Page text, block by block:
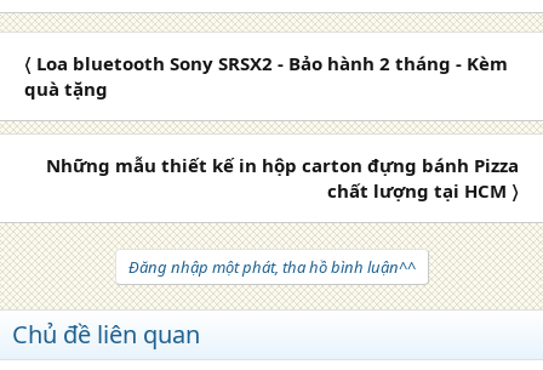
〈 Loa bluetooth Sony SRSX2 - Bảo hành 2 tháng - Kèm
quà tặng
Những mẫu thiết kế in hộp carton đựng bánh Pizza
chất lượng tại HCM 〉
Đăng nhập một phát, tha hồ bình luận^^
Chủ đề liên quan